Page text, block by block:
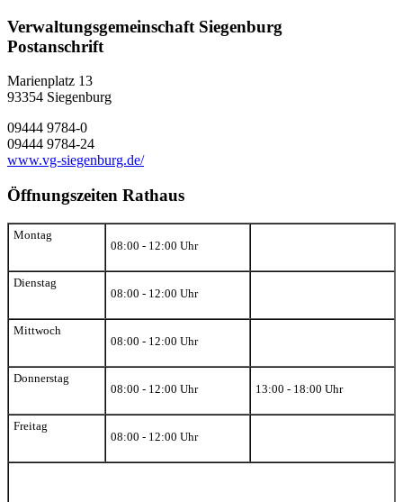
Verwaltungsgemeinschaft Siegenburg
Postanschrift
Marienplatz 13
93354 Siegenburg
09444 9784-0
09444 9784-24
www.vg-siegenburg.de/
Öffnungszeiten Rathaus
Montag
08:00 - 12:00 Uhr
Dienstag
08:00 - 12:00 Uhr
Mittwoch
08:00 - 12:00 Uhr
Donnerstag
08:00 - 12:00 Uhr
13:00 - 18:00 Uhr
Freitag
08:00 - 12:00 Uhr